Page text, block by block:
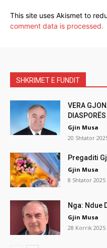
This site uses Akismet to
comment data is processed.
SHKRIMET E FUNDIT
VERA
Gjin Musa
20 Shtator
Pregaditi
Gjin Musa
8 Shtator 2025
Nga: Ndue
Gjin Musa
28 Korrik 2025